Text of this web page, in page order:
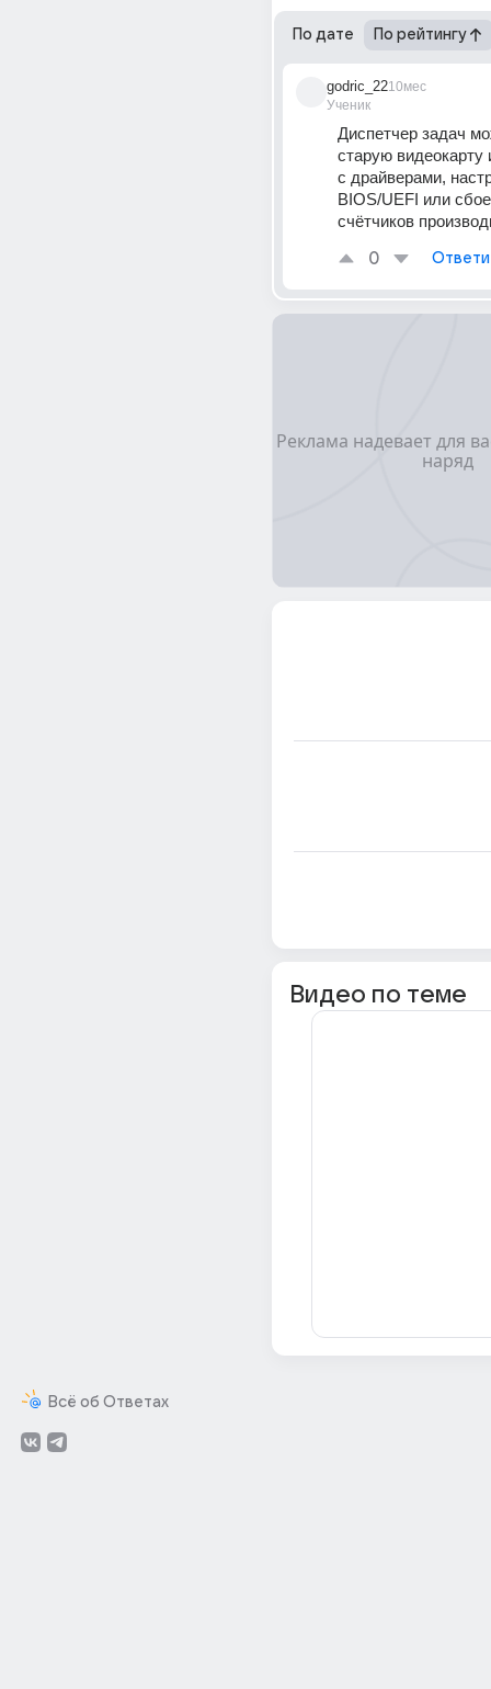
Всё об Ответах
По дате По рейтингу
godric_22
Ученик
10мес
Диспетчер задач
старую видеокарту
с драйверами,
BIOS/UEFI или
счётчиков
0
Видео по теме